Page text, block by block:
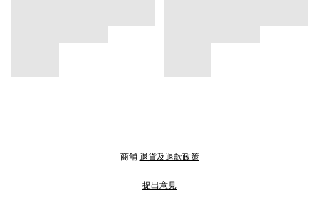
商舖 退貨及退款政策
提出意見